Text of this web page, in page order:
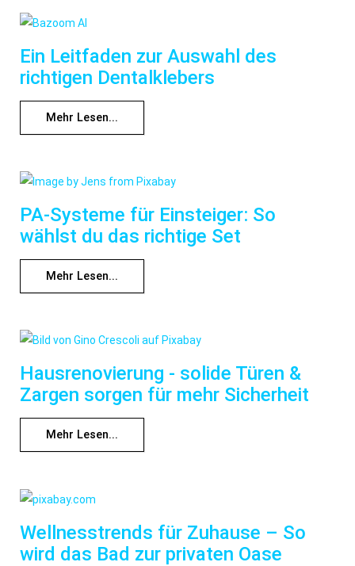
Ein Leitfaden zur Auswahl des
richtigen Dentalklebers
Mehr Lesen...
PA-Systeme für Einsteiger: So
wählst du das richtige Set
Mehr Lesen...
Hausrenovierung - solide Türen &
Zargen sorgen für mehr Sicherheit
Mehr Lesen...
Wellnesstrends für Zuhause – So
wird das Bad zur privaten Oase